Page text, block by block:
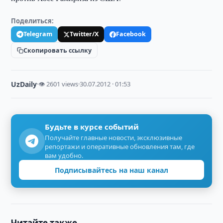
Поделиться:
Telegram Twitter/X
Facebook
Скопировать ссылку
UzDaily·👁 2601 views·30.07.2012 · 01:53
Будьте в курсе событий
Получайте главные новости, эксклюзивные
репортажи и оперативные обновления там, где
вам удобно.
Подписывайтесь на наш канал